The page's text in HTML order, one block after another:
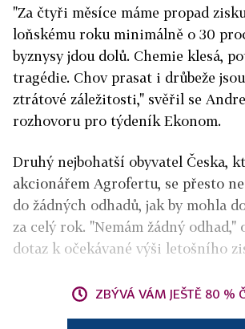
"Za čtyři měsíce máme propad
loňskému roku minimálně o 30
byznysy jdou dolů. Chemie klesá,
tragédie. Chov prasat i drůbeže
ztrátové záležitosti," svěřil se
rozhovoru pro týdeník Ekonom.
Druhý nejbohatší obyvatel Česka,
akcionářem Agrofertu, se přesto
do žádných odhadů, jak by mohla
za celý rok. "Nemám žádný odhad,"
dotaz k očekávané výši letošního
ZBÝVÁ VÁM JEŠTĚ 80 %